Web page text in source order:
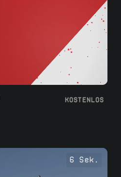
KOSTENLOS
6 Sek.